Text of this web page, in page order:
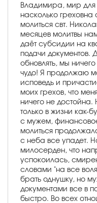
Владимира, мир для
насколько
молиться свт.
месяцев молитвы
даёт субсидии на
подачи документов.
обновлять, мы
чудо! Я продолжаю
исповедь и
моих грехов, что
ничего не достойна.
только в жизни как-
с мужем,
молиться
с неба все упадет.
милосерден, что
успокоилась,
словами "на все
брать однушку, но
документами все в
быстро. Во всех